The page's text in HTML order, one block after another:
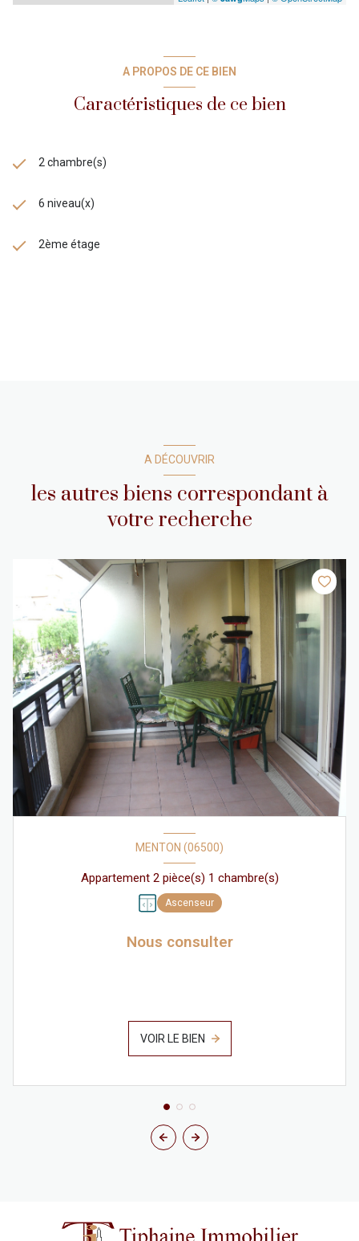
A PROPOS DE CE BIEN
Caractéristiques de ce bien
2 chambre(s)
6 niveau(x)
2ème étage
A DÉCOUVRIR
les autres biens correspondant à
votre recherche
MENTON (06500)
Appartement 2 pièce(s) 1 chambre(s)
Ascenseur
Nous consulter
VOIR LE BIEN